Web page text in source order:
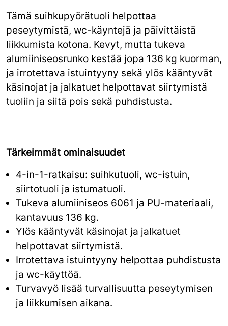
Tämä suihkupyörätuoli helpottaa
peseytymistä, wc-käyntejä ja päivittäistä
liikkumista kotona. Kevyt, mutta tukeva
alumiiniseosrunko kestää jopa 136 kg kuorman,
ja irrotettava istuintyyny sekä ylös kääntyvät
käsinojat ja jalkatuet helpottavat siirtymistä
tuoliin ja siitä pois sekä puhdistusta.
Tärkeimmät ominaisuudet
4-in-1-ratkaisu: suihkutuoli, wc-istuin,
siirtotuoli ja istumatuoli.
Tukeva alumiiniseos 6061 ja PU-materiaali,
kantavuus 136 kg.
Ylös kääntyvät käsinojat ja jalkatuet
helpottavat siirtymistä.
Irrotettava istuintyyny helpottaa puhdistusta
ja wc-käyttöä.
Turvavyö lisää turvallisuutta peseytymisen
ja liikkumisen aikana.